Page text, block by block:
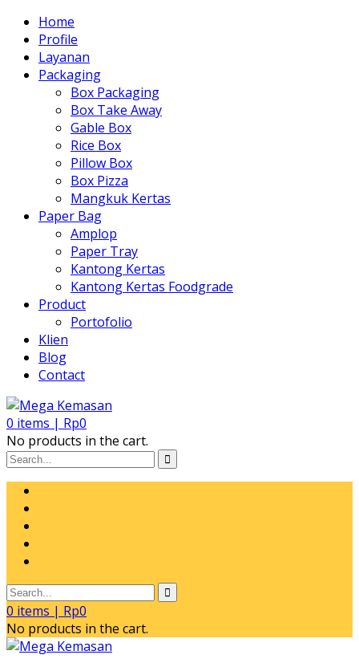
Home
Profile
Layanan
Packaging
Box Packaging
Box Take Away
Gable Box
Rice Box
Pillow Box
Box Pizza
Mangkuk Kertas
Paper Bag
Amplop
Paper Tray
Kantong Kertas
Kantong Kertas Foodgrade
Product
Portofolio
Klien
Blog
Contact
0 items | Rp0
No products in the cart.
0 items | Rp0
No products in the cart.